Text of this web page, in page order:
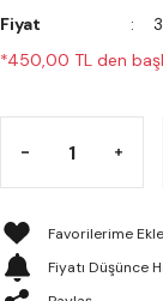
Fiyat
*450,00 TL den
Fiyatı Düşünce